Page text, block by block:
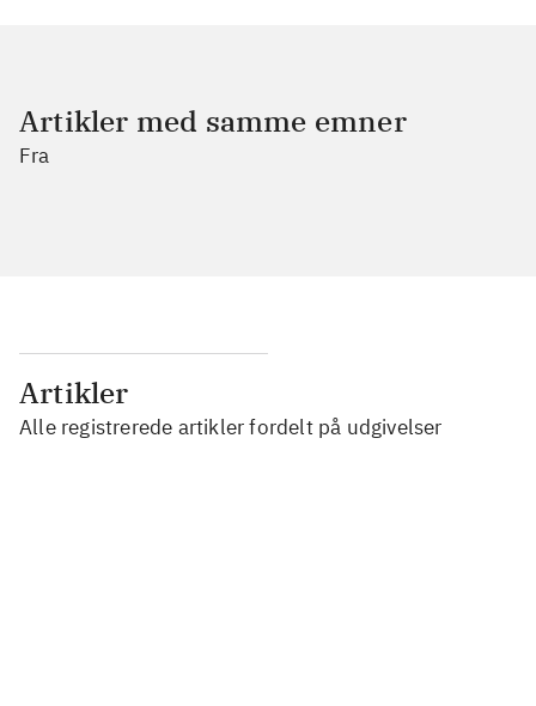
Artikler med samme emner
Fra
Artikler
Alle registrerede artikler fordelt på udgivelser